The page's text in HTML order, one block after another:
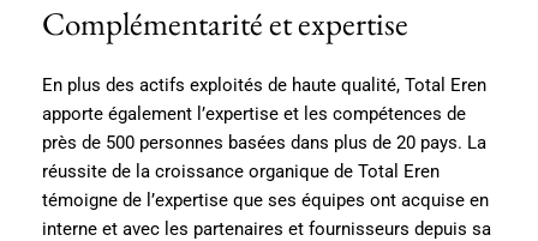
Complémentarité et expertise
En plus des actifs exploités de haute qualité, Total Eren
apporte également l’expertise et les compétences de
près de 500 personnes basées dans plus de 20 pays. La
réussite de la croissance organique de Total Eren
témoigne de l’expertise que ses équipes ont acquise en
interne et avec les partenaires et fournisseurs depuis sa